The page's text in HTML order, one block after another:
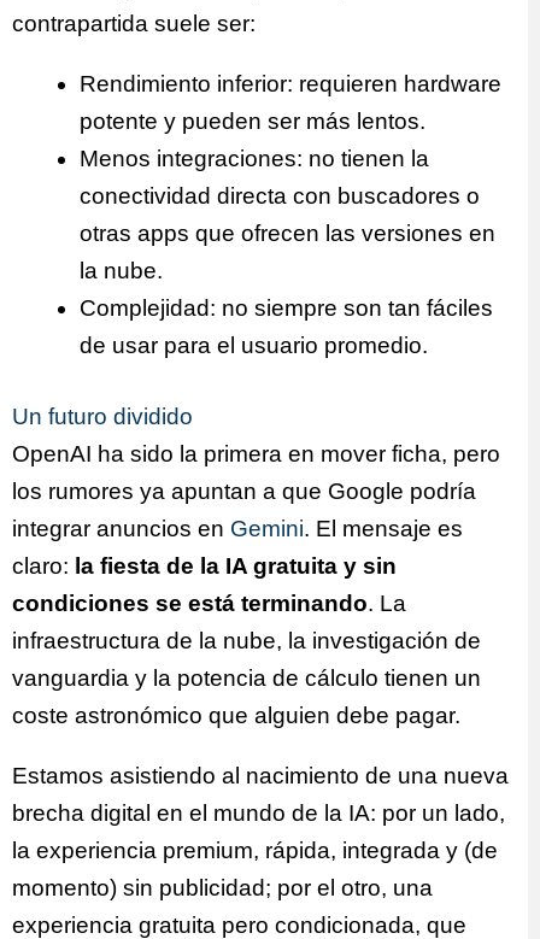
contrapartida suele ser:
Rendimiento inferior: requieren hardware
potente y pueden ser más lentos.
Menos integraciones: no tienen la
conectividad directa con buscadores o
otras apps que ofrecen las versiones en
la nube.
Complejidad: no siempre son tan fáciles
de usar para el usuario promedio.
Un futuro dividido
OpenAI ha sido la primera en mover ficha, pero
los rumores ya apuntan a que Google podría
integrar anuncios en Gemini. El mensaje es
claro: la fiesta de la IA gratuita y sin
condiciones se está terminando. La
infraestructura de la nube, la investigación de
vanguardia y la potencia de cálculo tienen un
coste astronómico que alguien debe pagar.
Estamos asistiendo al nacimiento de una nueva
brecha digital en el mundo de la IA: por un lado,
la experiencia premium, rápida, integrada y (de
momento) sin publicidad; por el otro, una
experiencia gratuita pero condicionada, que